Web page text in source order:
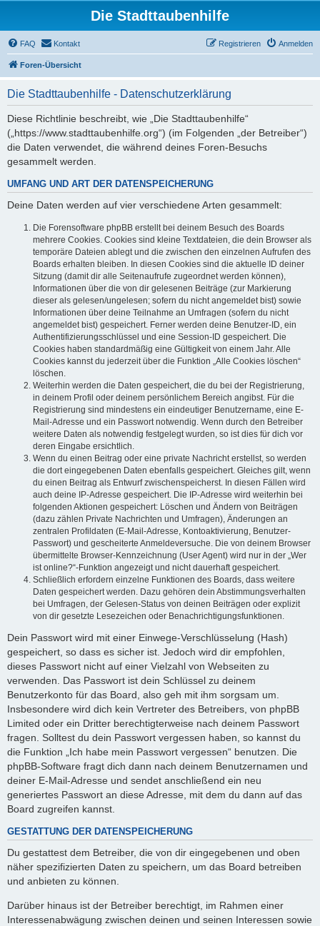
Die Stadttaubenhilfe
FAQ Kontakt Anmelden
Registrieren
Foren-Übersicht
Die Stadttaubenhilfe - Datenschutzerklärung
Diese Richtlinie beschreibt, wie „Die Stadttaubenhilfe“
(„https://www.stadttaubenhilfe.org“) (im Folgenden „der Betreiber“)
die Daten verwendet, die während deines Foren-Besuchs
gesammelt werden.
UMFANG UND ART DER DATENSPEICHERUNG
Deine Daten werden auf vier verschiedene Arten gesammelt:
Die Forensoftware phpBB erstellt bei deinem Besuch des Boards
mehrere Cookies. Cookies sind kleine Textdateien, die dein Browser als
temporäre Dateien ablegt und die zwischen den einzelnen Aufrufen des
Boards erhalten bleiben. In diesen Cookies sind die aktuelle ID deiner
Sitzung (damit dir alle Seitenaufrufe zugeordnet werden können),
Informationen über die von dir gelesenen Beiträge (zur Markierung
dieser als gelesen/ungelesen; sofern du nicht angemeldet bist) sowie
Informationen über deine Teilnahme an Umfragen (sofern du nicht
angemeldet bist) gespeichert. Ferner werden deine Benutzer-ID, ein
Authentifizierungsschlüssel und eine Session-ID gespeichert. Die
Cookies haben standardmäßig eine Gültigkeit von einem Jahr. Alle
Cookies kannst du jederzeit über die Funktion „Alle Cookies löschen“
löschen.
Weiterhin werden die Daten gespeichert, die du bei der Registrierung,
in deinem Profil oder deinem persönlichem Bereich angibst. Für die
Registrierung sind mindestens ein eindeutiger Benutzername, eine E-
Mail-Adresse und ein Passwort notwendig. Wenn durch den Betreiber
weitere Daten als notwendig festgelegt wurden, so ist dies für dich vor
deren Eingabe ersichtlich.
Wenn du einen Beitrag oder eine private Nachricht erstellst, so werden
die dort eingegebenen Daten ebenfalls gespeichert. Gleiches gilt, wenn
du einen Beitrag als Entwurf zwischenspeicherst. In diesen Fällen wird
auch deine IP-Adresse gespeichert. Die IP-Adresse wird weiterhin bei
folgenden Aktionen gespeichert: Löschen und Ändern von Beiträgen
(dazu zählen Private Nachrichten und Umfragen), Änderungen an
zentralen Profildaten (E-Mail-Adresse, Kontoaktivierung, Benutzer-
Passwort) und gescheiterte Anmeldeversuche. Die von deinem Browser
übermittelte Browser-Kennzeichnung (User Agent) wird nur in der „Wer
ist online?“-Funktion angezeigt und nicht dauerhaft gespeichert.
Schließlich erfordern einzelne Funktionen des Boards, dass weitere
Daten gespeichert werden. Dazu gehören dein Abstimmungsverhalten
bei Umfragen, der Gelesen-Status von deinen Beiträgen oder explizit
von dir gesetzte Lesezeichen oder Benachrichtigungsfunktionen.
Dein Passwort wird mit einer Einwege-Verschlüsselung (Hash)
gespeichert, so dass es sicher ist. Jedoch wird dir empfohlen,
dieses Passwort nicht auf einer Vielzahl von Webseiten zu
verwenden. Das Passwort ist dein Schlüssel zu deinem
Benutzerkonto für das Board, also geh mit ihm sorgsam um.
Insbesondere wird dich kein Vertreter des Betreibers, von phpBB
Limited oder ein Dritter berechtigterweise nach deinem Passwort
fragen. Solltest du dein Passwort vergessen haben, so kannst du
die Funktion „Ich habe mein Passwort vergessen“ benutzen. Die
phpBB-Software fragt dich dann nach deinem Benutzernamen und
deiner E-Mail-Adresse und sendet anschließend ein neu
generiertes Passwort an diese Adresse, mit dem du dann auf das
Board zugreifen kannst.
GESTATTUNG DER DATENSPEICHERUNG
Du gestattest dem Betreiber, die von dir eingegebenen und oben
näher spezifizierten Daten zu speichern, um das Board betreiben
und anbieten zu können.
Darüber hinaus ist der Betreiber berechtigt, im Rahmen einer
Interessenabwägung zwischen deinen und seinen Interessen sowie